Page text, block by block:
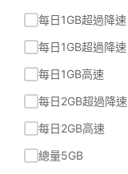
每日1GB超過降速
每日1GB超過降速
每日1GB高速
每日2GB超過降速
每日2GB高速
總量5GB